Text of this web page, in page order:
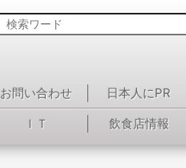
お問い合わせ
日本人にPR
ＩＴ 飲食店情報